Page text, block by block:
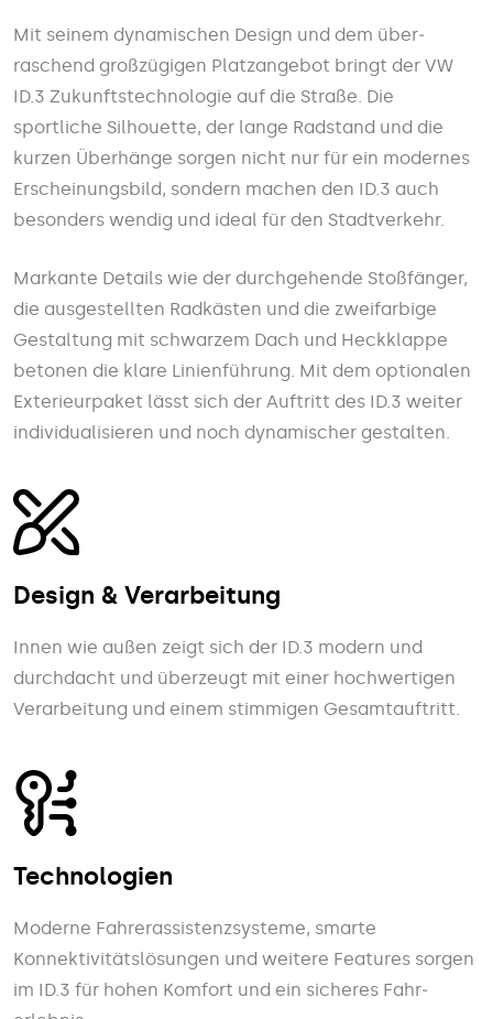
Mit seinem dynamischen Design und dem über­
raschend groß­zügigen Platz­angebot bringt der VW
ID.3 Zukunfts­techno­logie auf die Straße. Die
sportliche Silhouette, der lange Rad­stand und die
kurzen Über­hänge sorgen nicht nur für ein modernes
Erscheinungs­bild, sondern machen den ID.3 auch
besonders wendig und ideal für den Stadt­verkehr.
Markante Details wie der durch­gehende Stoß­fänger,
die ausgestellten Rad­kästen und die zwei­farbige
Gestaltung mit schwarzem Dach und Heck­klappe
betonen die klare Linien­führung. Mit dem optionalen
Exterieur­paket lässt sich der Auftritt des ID.3 weiter
indivi­dualisieren und noch dyna­mischer gestalten.
Design & Verarbeitung
Innen wie außen zeigt sich der ID.3 modern und
durch­dacht und über­zeugt mit einer hoch­wertigen
Ver­arbeitung und einem stimmigen Gesamt­auftritt.
Technologien
Moderne Fahr­erassistenz­systeme, smarte
Konnektivitäts­lösungen und weitere Features sorgen
im ID.3 für hohen Komfort und ein sicheres Fahr­